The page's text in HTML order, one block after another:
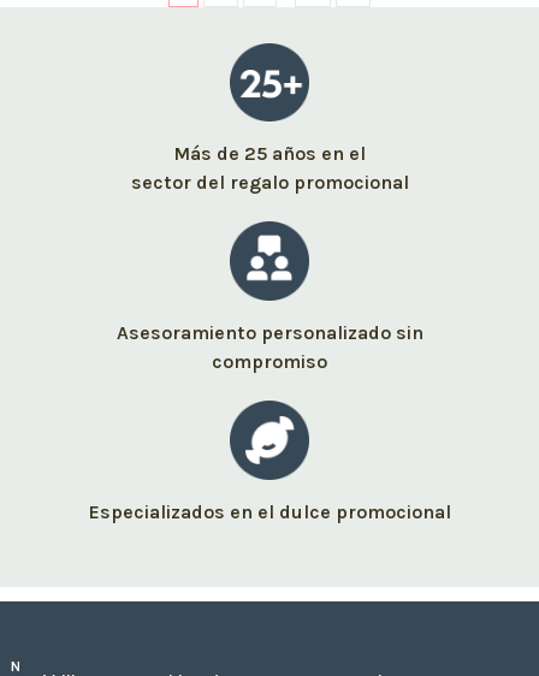
Más de 25 años en el
sector del regalo promocional
Asesoramiento personalizado sin
compromiso
Especializados en el dulce promocional
Nuestros dulces personalizados